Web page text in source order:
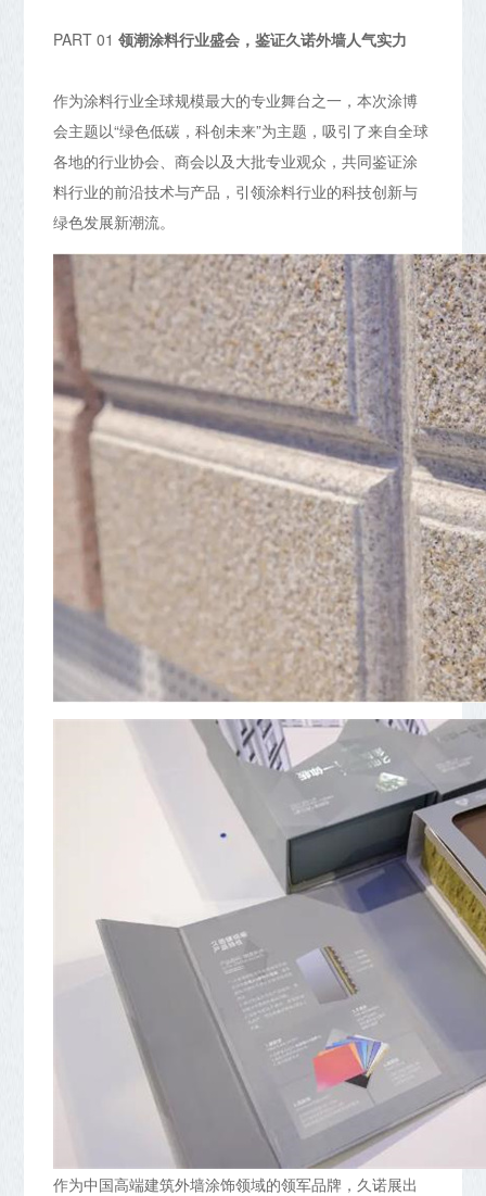
PART 01领潮涂料行业盛会，鉴证久诺外墙人气实力
作为涂料行业全球规模最大的专业舞台之一，本次涂博
会主题以“绿色低碳，科创未来”为主题，吸引了来自全球
各地的行业协会、商会以及大批专业观众，共同鉴证涂
料行业的前沿技术与产品，引领涂料行业的科技创新与
绿色发展新潮流。
作为中国高端建筑外墙涂饰领域的领军品牌，久诺展出